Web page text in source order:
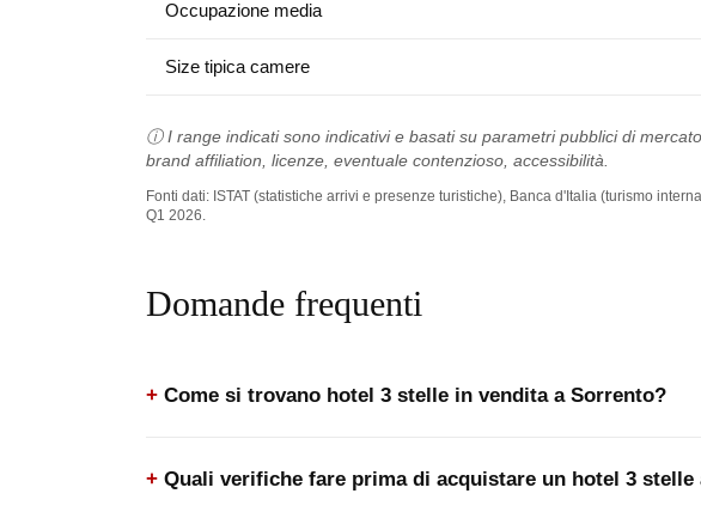
Occupazione media
Size tipica camere
ⓘ I range indicati sono indicativi e basati su parametri pubblici di
brand affiliation, licenze, eventuale contenzioso, accessibilità.
Fonti dati: ISTAT (statistiche arrivi e presenze turistiche), Banca d'Italia (turismo
Q1 2026.
Domande frequenti
Come si trovano hotel 3 stelle in vendita a Sorrento?
Quali verifiche fare prima di acquistare un hotel 3 stelle